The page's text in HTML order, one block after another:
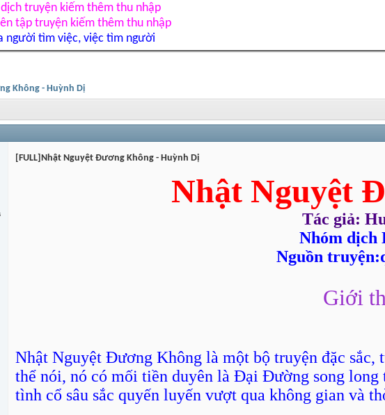
truyện kiếm thêm thu nhập
tập truyện kiếm thêm thu nhập
người tìm việc, việc tìm người
Không - Huỳnh Dị
[FULL]Nhật Nguyệt Đương Không - Huỳnh Dị
Nhật Nguyệt
Tác giả:
Nhóm dịch
Nguồn
Giới
Nhật Nguyệt Đương Không là một bộ truyện đặc
thể nói, nó có mối tiền duyên là Đại Đường song
tình cổ sâu sắc quyến luyến vượt qua không gian và